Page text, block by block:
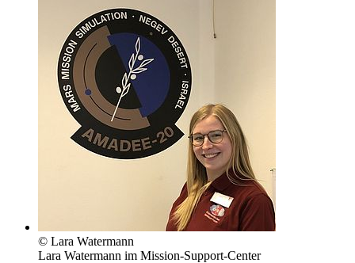
© Lara Watermann
Lara Watermann im Mission-Support-Center